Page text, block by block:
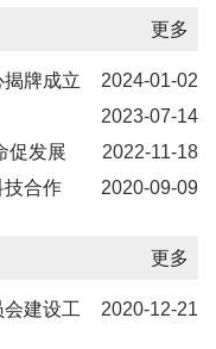
更多
2024-01-02
牌成立
2023-07-14
2022-11-18
促发展
2020-09-09
技合作
更多
2020-12-21
建设工